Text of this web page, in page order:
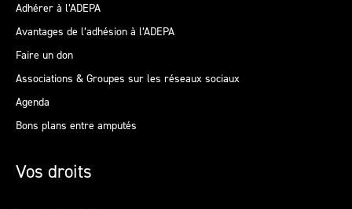
Adhérer à l’ADEPA
Avantages de l’adhésion à l’ADEPA
Faire un don
Associations & Groupes sur les réseaux sociaux
Agenda
Bons plans entre amputés
Vos droits